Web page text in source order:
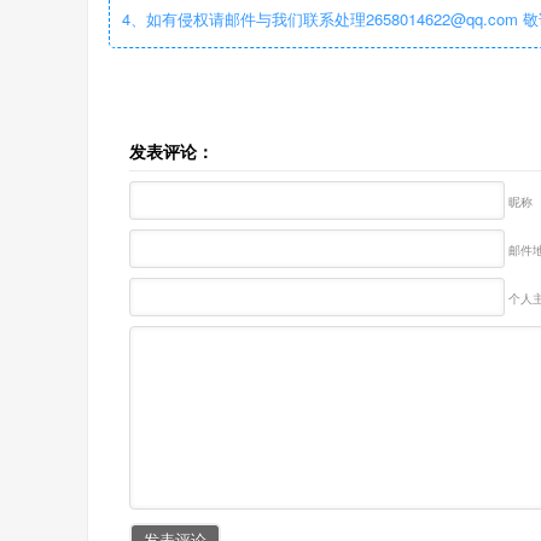
4、如有侵权请邮件与我们联系处理2658014622@qq.com 敬
发表评论：
昵称
邮件
个人